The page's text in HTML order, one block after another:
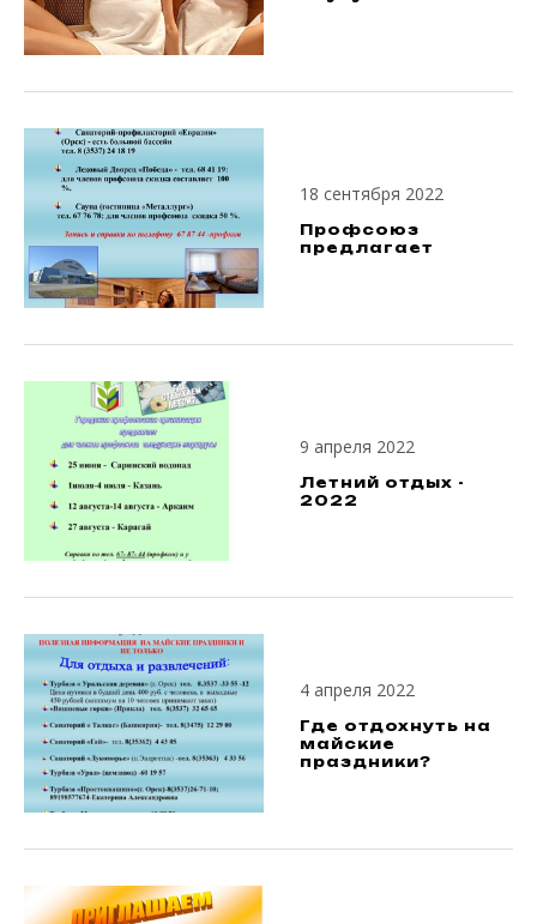
18 сентября 2022
Профсоюз
предлагает
9 апреля 2022
Летний отдых -
2022
4 апреля 2022
Где отдохнуть на
майские
праздники?